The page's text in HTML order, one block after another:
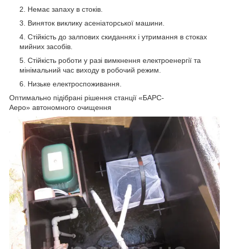
Немає запаху в стоків.
Виняток виклику асеніаторської машини.
Стійкість до залпових скиданнях і утримання в стоках
мийних засобів.
Стійкість роботи у разі вимкнення електроенергії та
мінімальний час виходу в робочий режим.
Низьке електроспоживання.
Оптимально підібрані рішення станції «БАРС-
Аеро» автономного очищення